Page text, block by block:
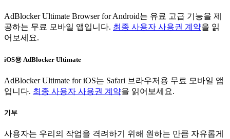
AdBlocker Ultimate Browser for Android는 유료 고급 기능을 제
공하는 무료 모바일 앱입니다. 최종 사용자 사용권 계약을 읽
어보세요.
iOS용 AdBlocker Ultimate
AdBlocker Ultimate for iOS는 Safari 브라우저용 무료 모바일 앱
입니다. 최종 사용자 사용권 계약을 읽어보세요.
기부
사용자는 우리의 작업을 격려하기 위해 원하는 만큼 자유롭게